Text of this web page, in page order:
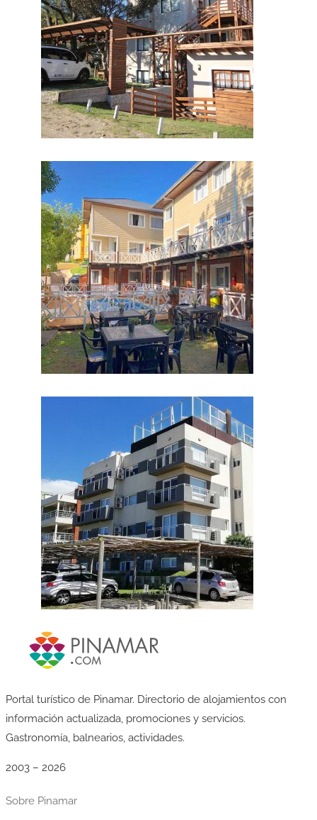
Portal turístico de Pinamar. Directorio de alojamientos con
información actualizada, promociones y servicios.
Gastronomía, balnearios, actividades.
2003 – 2026
Sobre Pinamar